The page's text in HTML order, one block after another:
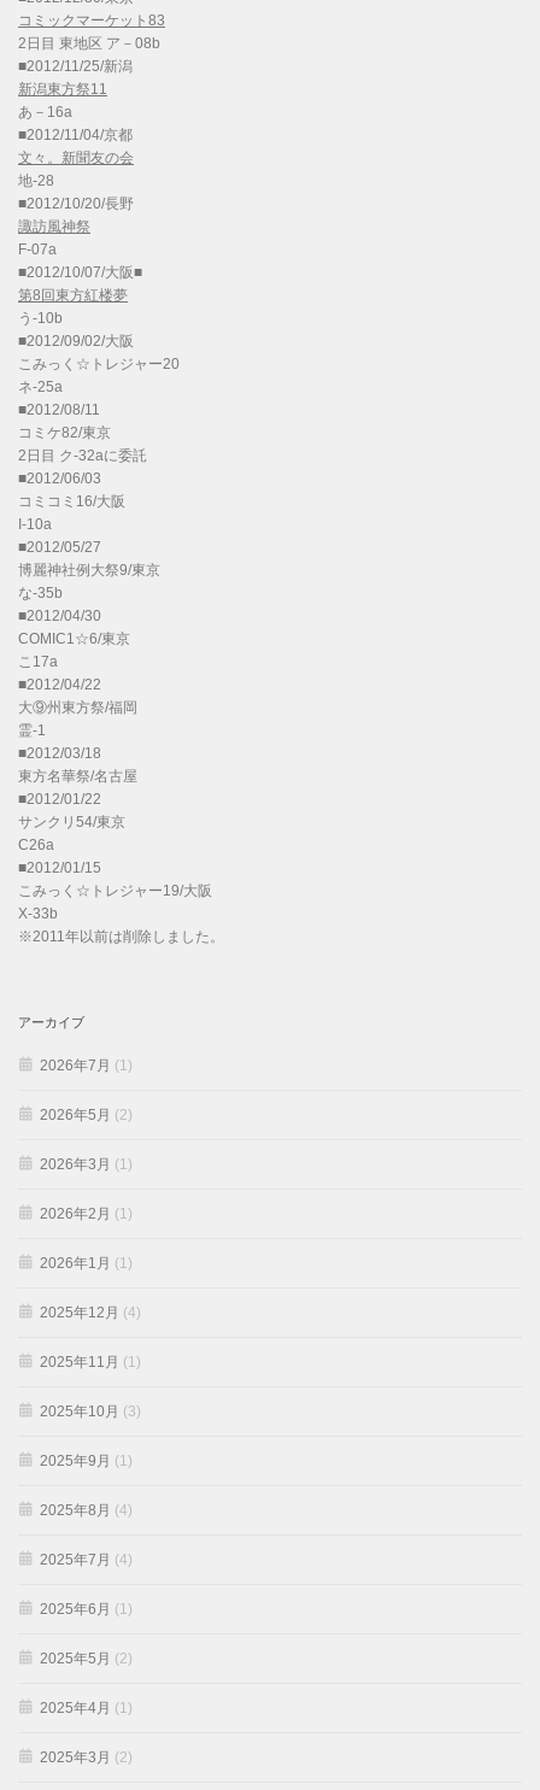
コミックマーケット83
2日目 東地区 ア－08b
■2012/11/25/新潟
新潟東方祭11
あ－16a
■2012/11/04/京都
文々。新聞友の会
地-28
■2012/10/20/長野
諏訪風神祭
F-07a
■2012/10/07/大阪■
第8回東方紅楼夢
う-10b
■2012/09/02/大阪
こみっく☆トレジャー20
ネ-25a
■2012/08/11
コミケ82/東京
2日目 ク-32aに委託
■2012/06/03
コミコミ16/大阪
I-10a
■2012/05/27
博麗神社例大祭9/東京
な-35b
■2012/04/30
COMIC1☆6/東京
こ17a
■2012/04/22
大⑨州東方祭/福岡
霊-1
■2012/03/18
東方名華祭/名古屋
■2012/01/22
サンクリ54/東京
C26a
■2012/01/15
こみっく☆トレジャー19/大阪
X-33b
※2011年以前は削除しました。
アーカイブ
2026年7月 (1)
2026年5月 (2)
2026年3月 (1)
2026年2月 (1)
2026年1月 (1)
2025年12月 (4)
2025年11月 (1)
2025年10月 (3)
2025年9月 (1)
2025年8月 (4)
2025年7月 (4)
2025年6月 (1)
2025年5月 (2)
2025年4月 (1)
2025年3月 (2)